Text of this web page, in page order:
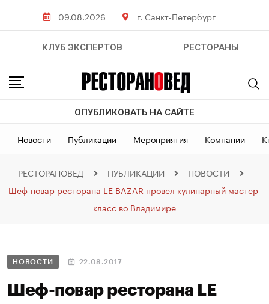
09.08.2026 г. Санкт-Петербург
КЛУБ ЭКСПЕРТОВ РЕСТОРАНЫ
ОПУБЛИКОВАТЬ НА САЙТЕ
Новости Публикации Мероприятия Компании
РЕСТОРАНОВЕД ПУБЛИКАЦИИ
НОВОСТИ
Шеф-повар ресторана LE BAZAR провел кулинарный мастер-
класс во Владимире
НОВОСТИ 22.08.2017
Шеф-повар ресторана LE